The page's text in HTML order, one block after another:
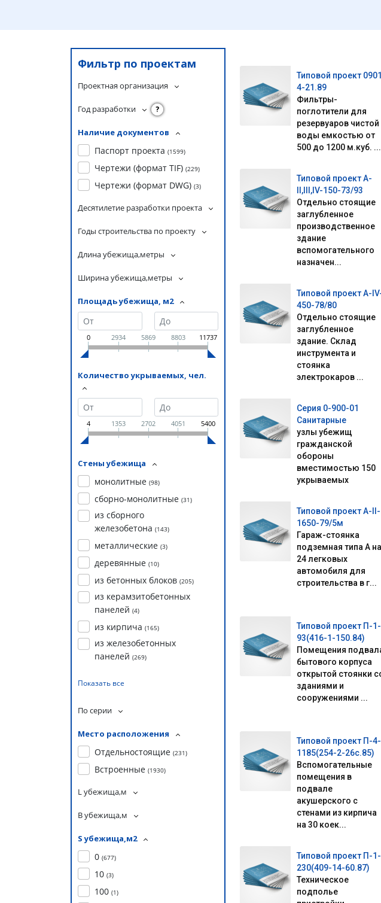
Фильтр по проектам
Проектная организация
Год разработки ?
Наличие документов
Паспорт проекта (1599)
Чертежи (формат TIF) (229)
Чертежи (формат DWG) (3)
Десятилетие разработки проекта
Годы строительства по проекту
Длина убежища,метры
Ширина убежища,метры
Площадь убежища, м2
0 2934 5869 8803 11737
Количество укрываемых, чел.
4 1353 2702 4051 5400
Стены убежища
монолитные (98)
сборно-монолитные (31)
из сборного
железобетона (143)
металлические (3)
деревянные (10)
из бетонных блоков (205)
из керамзитобетонных
панелей (4)
из кирпича (165)
из железобетонных
панелей (269)
Показать все
По серии
Место расположения
Отдельностоящие (231)
Встроенные (1930)
L убежища,м
B убежища,м
S убежища,м2
0 (677)
10 (3)
100 (1)
Типовой проект
4-21.89
Фильтры-
поглотители для
резервуаров чистой
воды емкостью от
500 до 1200 м.куб. ...
Типовой проект А-
II,III,IV-150-73/93
Отдельно стоящие
заглубленное
производственное
здание
вспомогательного
назначен...
Типовой проект А-
450-78/80
Отдельно стоящие
заглубленное
здание. Склад
инструмента и
стоянка
электрокаров ...
Серия 0-900-01
Санитарные
узлы убежищ
гражданской
обороны
вместимостью 150
укрываемых
Типовой проект А-II-
1650-79/5м
Гараж-стоянка
подземная типа А на
24 легковых
автомобиля для
строительства в г...
Типовой проект П-1-
93(416-1-150.84)
Помещения
бытового корпуса
открытой стоянки
зданиями и
сооружениями ...
Типовой проект П-4-
1185(254-2-26с.85)
Вспомогательные
помещения в
подвале
акушерского с
стенами из кирпича
на 30 коек...
Типовой проект П-1-
230(409-14-60.87)
Техническое
подполье